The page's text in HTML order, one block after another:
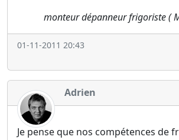
monteur dépanneur frigoriste (
01-11-2011 20:43
Adrien
Je pense que nos compétences de